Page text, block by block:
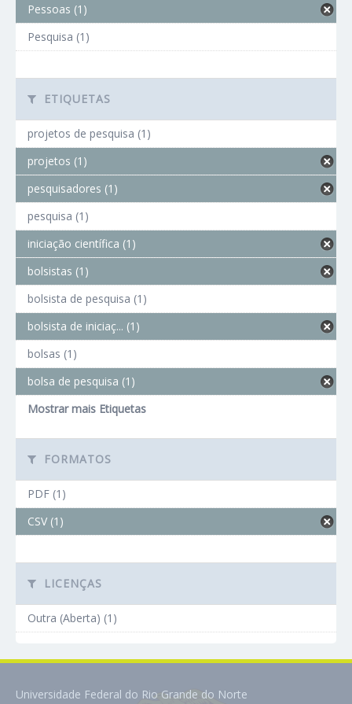
Pessoas (1)
Pesquisa (1)
ETIQUETAS
projetos de pesquisa (1)
projetos (1)
pesquisadores (1)
pesquisa (1)
iniciação científica (1)
bolsistas (1)
bolsista de pesquisa (1)
bolsista de iniciaç... (1)
bolsas (1)
bolsa de pesquisa (1)
Mostrar mais Etiquetas
FORMATOS
PDF (1)
CSV (1)
LICENÇAS
Outra (Aberta) (1)
Universidade Federal do Rio Grande do Norte